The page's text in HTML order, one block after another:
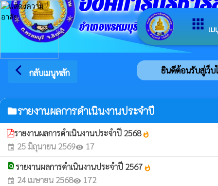
apps เ
อำเภอพรหมบุรี จังหวัดสิงห์บุรี
arrow_back_ios กลับเมนูหลัก ยินดีต้อนรับสู่เว็บ
folderรายงานผลการดำเนินงานประจำปี
รายงานผลการดำเนินงานประจำปี 2568whatshot
event 25 มิถุนายน 2569visibility 17
find_in_pageรายงานผลการดำเนินงานประจำปี 2567 whatshot
event 24 เมษายน 2568visibility 172